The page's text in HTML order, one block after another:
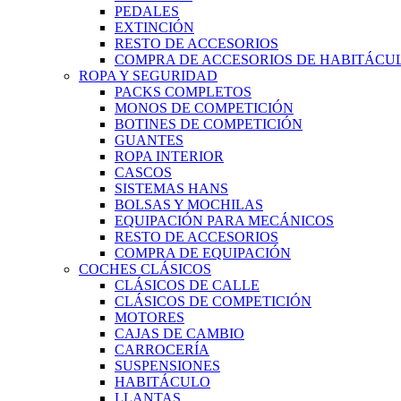
PEDALES
EXTINCIÓN
RESTO DE ACCESORIOS
COMPRA DE ACCESORIOS DE
ROPA Y SEGURIDAD
PACKS COMPLETOS
MONOS DE COMPETICIÓN
BOTINES DE COMPETICIÓN
GUANTES
ROPA INTERIOR
CASCOS
SISTEMAS HANS
BOLSAS Y MOCHILAS
EQUIPACIÓN PARA MECÁNICOS
RESTO DE ACCESORIOS
COMPRA DE EQUIPACIÓN
COCHES CLÁSICOS
CLÁSICOS DE CALLE
CLÁSICOS DE COMPETICIÓN
MOTORES
CAJAS DE CAMBIO
CARROCERÍA
SUSPENSIONES
HABITÁCULO
LLANTAS